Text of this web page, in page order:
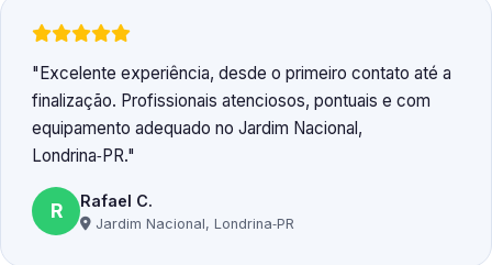
Excelente experiência, desde o primeiro contato até a
finalização. Profissionais atenciosos, pontuais e com
equipamento adequado no Jardim Nacional,
Londrina‑PR.
R Rafael C.
Jardim Nacional, Londrina‑PR